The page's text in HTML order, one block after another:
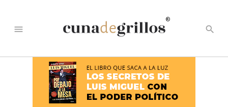
menu
®
search